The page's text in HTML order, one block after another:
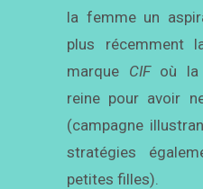
la femme un
plus récemment
marque CIFoù la
reine pour avoir
(campagne
stratégies
petites filles).